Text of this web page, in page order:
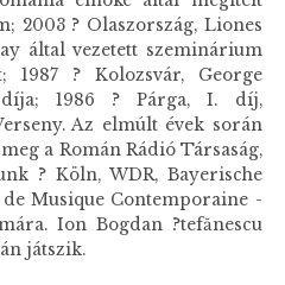
2003 ? Olaszország, Liones
által vezetett szeminárium
1987 ? Kolozsvár, George
1986 ? Párga, I. díj,
Az elmúlt évek során
a Román Rádió Társaság,
? Köln, WDR, Bayerische
de Musique Contemporaine -
Ion Bogdan ?tefănescu
játszik.